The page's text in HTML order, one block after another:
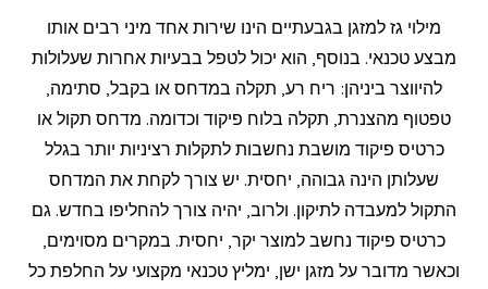
מילוי גז למזגן בגבעתיים הינו שירות אחד מיני רבים אותו
מבצע טכנאי. בנוסף, הוא יכול לטפל בבעיות אחרות שעלולות
להיווצר ביניהן: ריח רע, תקלה במדחס או בקבל, סתימה,
טפטוף מהצנרת, תקלה בלוח פיקוד וכדומה. מדחס תקול או
כרטיס פיקוד מושבת נחשבות לתקלות רציניות יותר בגלל
שעלותן הינה גבוהה, יחסית. יש צורך לקחת את המדחס
התקול למעבדה לתיקון. ולרוב, יהיה צורך להחליפו בחדש. גם
כרטיס פיקוד נחשב למוצר יקר, יחסית. במקרים מסוימים,
וכאשר מדובר על מזגן ישן, ימליץ טכנאי מקצועי על החלפת כל